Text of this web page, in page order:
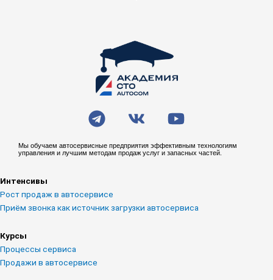
T
e
l
e
r
a
V
k
Y
o
u
t
e
Мы обучаем автосервисные предприятия эффективным технологиям
управления и лучшим методам продаж услуг и запасных частей.
Интенсивы
Рост продаж в автосервисе
Приём звонка как источник загрузки автосервиса
Курсы
Процессы сервиса
Продажи в автосервисе